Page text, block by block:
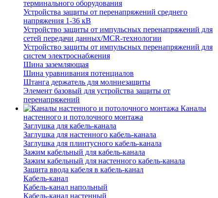
терминального оборудования
Устройства защиты от перенапряжений среднего
напряжения 1-36 кВ
Устройство защиты от импульсных перенапряжений для
сетей передачи данных/MCR-технологии
Устройство защиты от импульсных перенапряжений для
систем электроснабжения
Шина заземляющая
Шина уравнивания потенциалов
Штанга держатель для молниезащиты
Элемент базовый для устройства защиты от
перенапряжений
Каналы
настенного и потолочного монтажа
Заглушка для кабель-канала
Заглушка для настенного кабель-канала
Заглушка для плинтусного кабель-канала
Зажим кабельный для кабель-канала
Зажим кабельный для настенного кабель-канала
Защита ввода кабеля в кабель-канал
Кабель-канал
Кабель-канал напольный
Кабель-канал настенный